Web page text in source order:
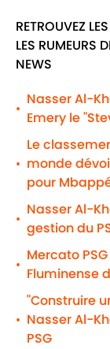
RETROUVEZ
LES RUMEURS
NEWS
•
Nasser Al-
Emery le
•
Le
monde
pour
•
Nasser Al-
gestion du
•
Mercato
Fluminense
•
"Construire
Nasser Al-
PSG